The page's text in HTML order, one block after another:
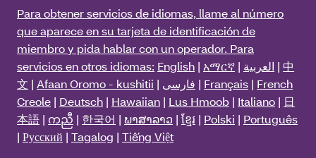
Para obtener servicios de idiomas, llame al número
que aparece en su tarjeta de identificación de
miembro y pida hablar con un operador. Para
servicios en otros idiomas: English | አማርኛ | العربية | 中
文 | Afaan Oromo - kushitii | فارسی | Français | French
Creole | Deutsch | Hawaiian | Lus Hmoob | Italiano | 日
本語 | ကညီ | 한국어 | ພາສາລາວ | ខ្មែរ | Polski | Português
| Русский | Tagalog | Tiếng Việt